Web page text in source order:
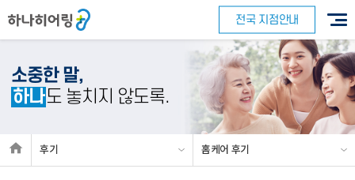
전국 지점안내
소중한 말,
하나도 놓치지 않도록.
후기 홈케어 후기